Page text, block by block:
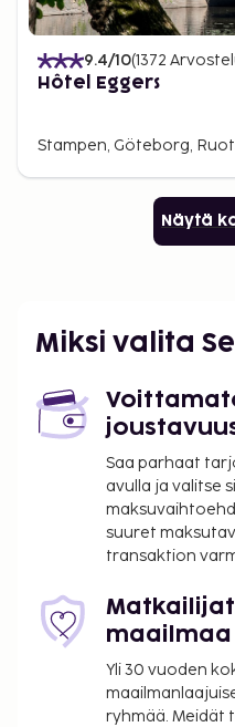
9.4/10(1372
Hôtel Eggers
Stampen, Göteborg,
Näytä
Miksi valita
Saa parhaat
avulla ja valitse
suuret
transaktion
maailmaa
Yli 30 vuoden
ryhmää. Meidät